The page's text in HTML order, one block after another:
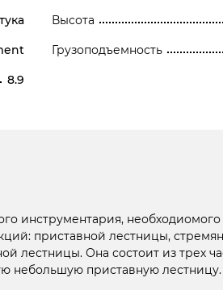
8.9
Высота
Грузоподъемность
инструментария,
приставной лестницы,
лестницы. Она состоит из трех
небольшую приставную лестницу.